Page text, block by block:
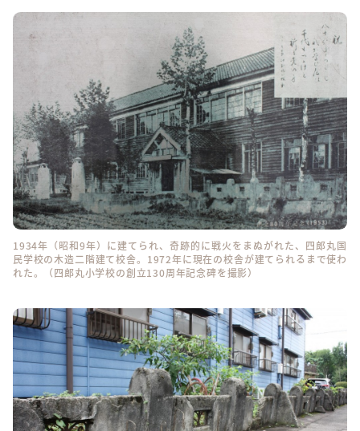
1934年（昭和9年）に建てられ、奇跡的に戦火をまぬがれた、四郎丸国
民学校の木造二階建て校舎。1972年に現在の校舎が建てられるまで使わ
れた。（四郎丸小学校の創立130周年記念碑を撮影）